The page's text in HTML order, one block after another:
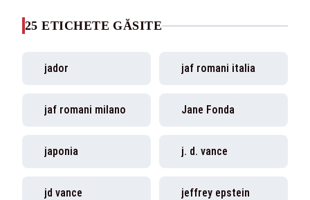
25 ETICHETE GĂSITE
jador jaf romani italia
jaf romani milano Jane Fonda
japonia j. d. vance
jd vance jeffrey epstein